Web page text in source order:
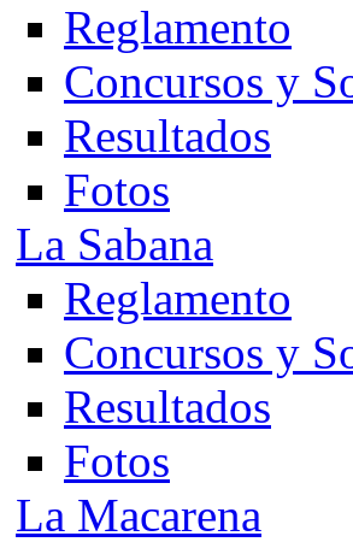
Reglamento
Concursos y
Resultados
Fotos
La Sabana
Reglamento
Concursos y
Resultados
Fotos
La Macarena